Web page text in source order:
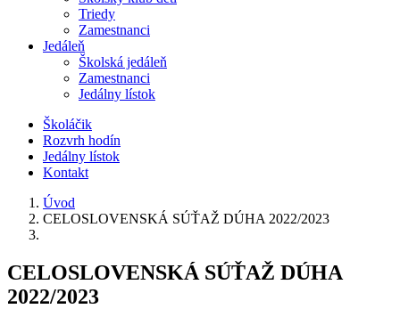
Triedy
Zamestnanci
Jedáleň
Školská jedáleň
Zamestnanci
Jedálny lístok
Školáčik
Rozvrh hodín
Jedálny lístok
Kontakt
Úvod
CELOSLOVENSKÁ SÚŤAŽ DÚHA 2022/2023
CELOSLOVENSKÁ SÚŤAŽ DÚHA
2022/2023